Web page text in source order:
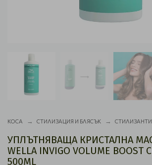
КОСА СТИЛИЗАЦИЯ И БЛЯСЪК
УПЛЪТНЯВАЩА КРИСТАЛНА
WELLA INVIGO VOLUME BOOST
500ML